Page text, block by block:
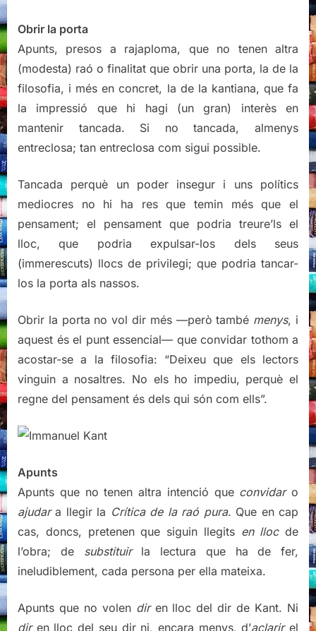
Obrir la porta
Apunts, presos a rajaploma, que no tenen altra
(modesta) raó o finalitat que obrir una porta, la de la
filosofia, i més en concret, la de la kantiana, que fa
la impressió que hi hagi (un gran) interès en
mantenir tancada. Si no tancada, almenys
entreclosa; tan entreclosa com sigui possible.
Tancada perquè un poder insegur i uns polítics
mediocres no hi ha res que temin més que el
pensament; el pensament que podria treure’ls el
lloc, que podria expulsar-los dels seus
(immerescuts) llocs de privilegi; que podria tancar-
los la porta als nassos.
Obrir la porta no vol dir més —però també menys, i
aquest és el punt essencial— que convidar tothom a
acostar-se a la filosofia: “Deixeu que els lectors
vinguin a nosaltres. No els ho impediu, perquè el
regne del pensament és dels qui són com ells”.
Apunts
Apunts que no tenen altra intenció que convidaro
ajudara llegir la Crítica de la raó pura. Que en cap
cas, doncs, pretenen que siguin llegits en llocde
l’obra; de substituirla lectura que ha de fer,
ineludiblement, cada persona per ella mateixa.
Apunts que no volen diren lloc del dir de Kant. Ni
diren lloc del seu dir ni, encara menys, d’aclarirel